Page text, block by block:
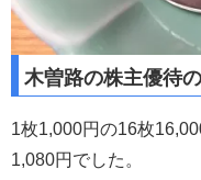
木曽路の株主優待
1枚1,000円の16枚
1,080円でした。